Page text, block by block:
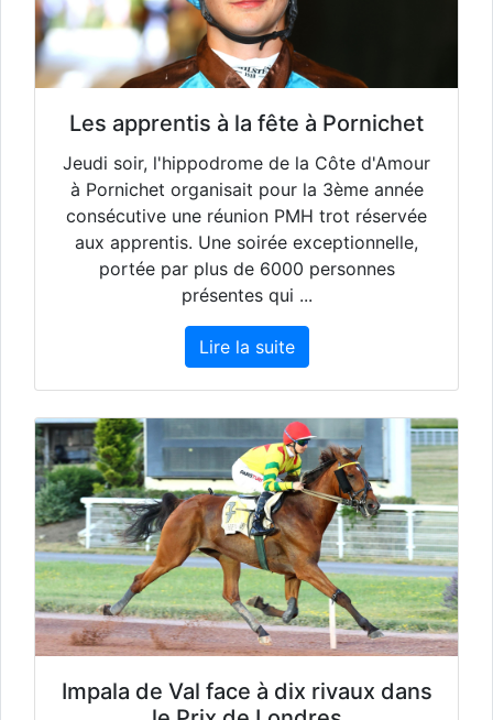
Les apprentis à la fête à Pornichet
Jeudi soir, l'hippodrome de la Côte d'Amour
à Pornichet organisait pour la 3ème année
consécutive une réunion PMH trot réservée
aux apprentis. Une soirée exceptionnelle,
portée par plus de 6000 personnes
présentes qui ...
Lire la suite
Impala de Val face à dix rivaux dans